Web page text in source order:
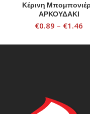
Κέρινη
ΑΡΚΟΥΔΑΚΙ
€0.89 – €1.46